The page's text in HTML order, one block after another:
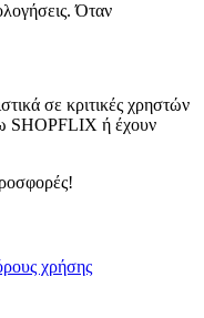
Όταν
σε κριτικές χρηστών
SHOPFLIX ή έχουν
χρήσης